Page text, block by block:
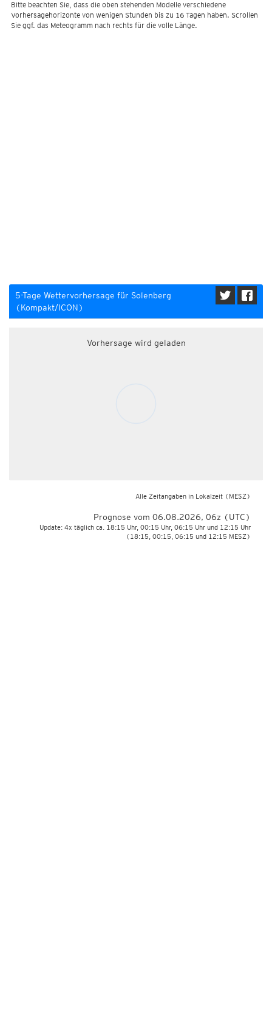
Bitte beachten Sie, dass die oben stehenden Modelle verschiedene
Vorhersagehorizonte von wenigen Stunden bis zu 16 Tagen haben. Scrollen
Sie ggf. das Meteogramm nach rechts für die volle Länge.
5-Tage Wettervorhersage für Solenberg
(Kompakt/ICON)
Vorhersage wird geladen
Alle Zeitangaben in Lokalzeit (MESZ)
Prognose vom 06.08.2026, 06z (UTC)
Update: 4x täglich ca. 18:15 Uhr, 00:15 Uhr, 06:15 Uhr und 12:15 Uhr
(18:15, 00:15, 06:15 und 12:15 MESZ)